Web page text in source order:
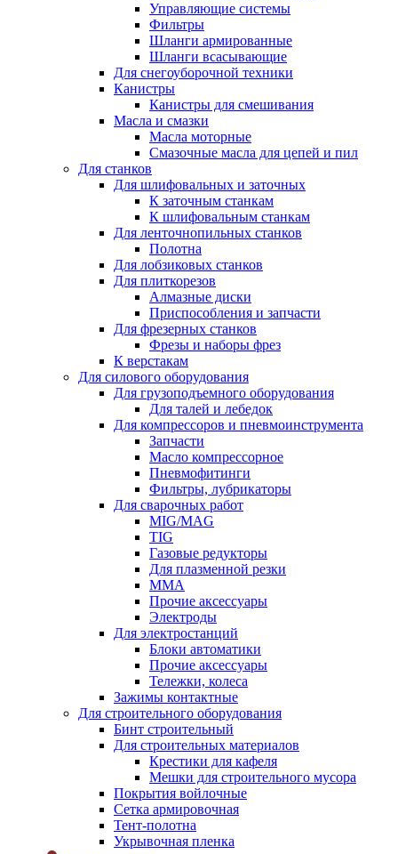
Управляющие системы
Фильтры
Шланги армированные
Шланги всасывающие
Для снегоуборочной техники
Канистры
Канистры для смешивания
Масла и смазки
Масла моторные
Смазочные масла для цепей и пил
Для станков
Для шлифовальных и заточных
К заточным станкам
К шлифовальным станкам
Для ленточнопильных станков
Полотна
Для лобзиковых станков
Для плиткорезов
Алмазные диски
Приспособления и запчасти
Для фрезерных станков
Фрезы и наборы фрез
К верстакам
Для силового оборудования
Для грузоподъемного оборудования
Для талей и лебедок
Для компрессоров и пневмоинструмента
Запчасти
Масло компрессорное
Пневмофитинги
Фильтры, лубрикаторы
Для сварочных работ
MIG/MAG
TIG
Газовые редукторы
Для плазменной резки
ММА
Прочие аксессуары
Электроды
Для электростанций
Блоки автоматики
Прочие аксессуары
Тележки, колеса
Зажимы контактные
Для строительного оборудования
Бинт строительный
Для строительных материалов
Крестики для кафеля
Мешки для строительного мусора
Покрытия войлочные
Сетка армировочная
Тент-полотна
Укрывочная пленка